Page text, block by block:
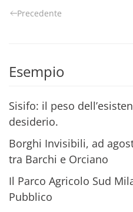
Precedente
Esempio
Sisifo: il peso
desiderio.
Borghi Invisibili, ad
tra Barchi e Orciano
Il Parco Agricolo Sud
Pubblico